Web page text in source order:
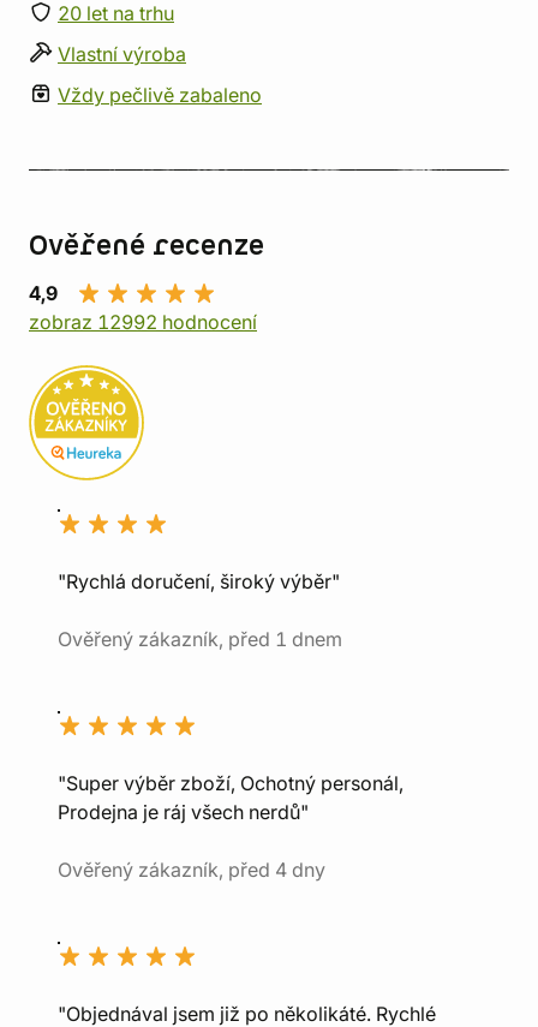
20 let na trhu
Vlastní výroba
Vždy pečlivě zabaleno
Ověřené recenze
4,9
zobraz 12992 hodnocení
"Rychlá doručení, široký výběr"
Ověřený zákazník, před 1 dnem
"Super výběr zboží, Ochotný personál,
Prodejna je ráj všech nerdů"
Ověřený zákazník, před 4 dny
"Objednával jsem již po několikáté. Rychlé